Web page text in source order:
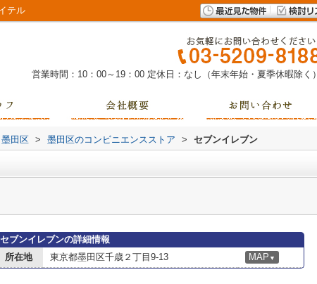
テル
営業時間：10：00～19：00 定休日：なし（年末年始・夏季休暇除く）
墨田区 > 墨田区のコンビニエンスストア > セブンイレブン
セブンイレブンの詳細情報
所在地
東京都墨田区千歳２丁目9-13 MAP ▼